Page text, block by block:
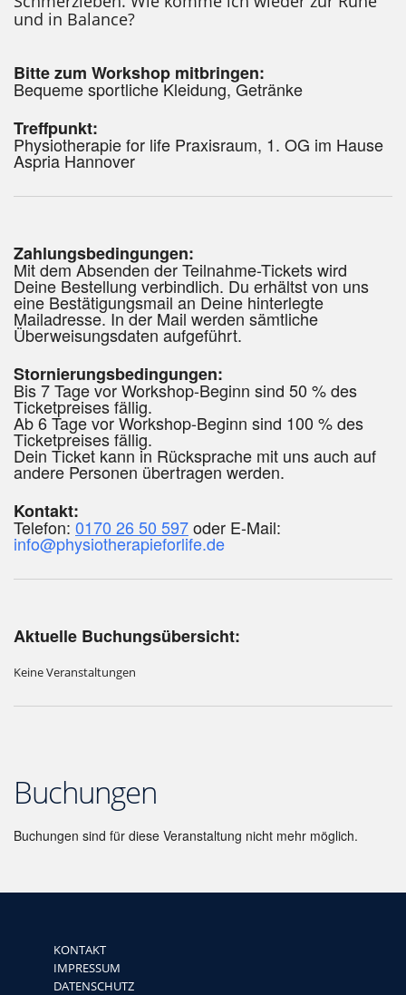
und in Balance?
Bitte zum Workshop mitbringen:
Bequeme sportliche Kleidung, Getränke
Treffpunkt:
Physiotherapie for life Praxisraum, 1. OG im Hause
Aspria Hannover
Zahlungsbedingungen:
Mit dem Absenden der Teilnahme-Tickets wird
Deine Bestellung verbindlich. Du erhältst von uns
eine Bestätigungsmail an Deine hinterlegte
Mailadresse. In der Mail werden sämtliche
Überweisungsdaten aufgeführt.
Stornierungsbedingungen:
Bis 7 Tage vor Workshop-Beginn sind 50 % des
Ticketpreises fällig.
Ab 6 Tage vor Workshop-Beginn sind 100 % des
Ticketpreises fällig.
Dein Ticket kann in Rücksprache mit uns auch auf
andere Personen übertragen werden.
Kontakt:
Telefon: 0170 26 50 597oder E-Mail:
info@physiotherapieforlife.de
Aktuelle Buchungsübersicht:
Keine Veranstaltungen
Buchungen
Buchungen sind für diese Veranstaltung nicht mehr möglich.
KONTAKT
IMPRESSUM
DATENSCHUTZ